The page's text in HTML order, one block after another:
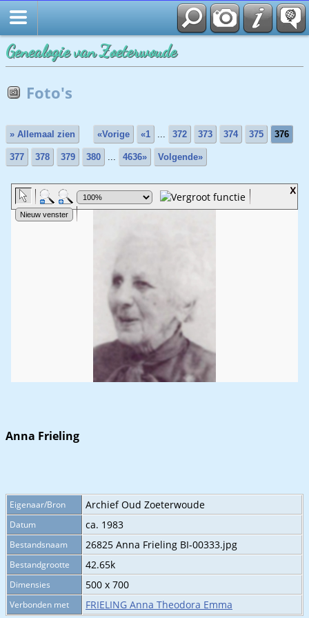
Genealogie van Zoeterwoude
Foto's
» Allemaal zien «Vorige «1 ... 372 373 374 375 376
377 378 379 380 ... 4636» Volgende»
Anna Frieling
Eigenaar/Bron Archief Oud Zoeterwoude
Datum ca. 1983
Bestandsnaam 26825 Anna Frieling BI-00333.jpg
Bestandgrootte 42.65k
Dimensies 500 x 700
Verbonden met FRIELING Anna Theodora Emma